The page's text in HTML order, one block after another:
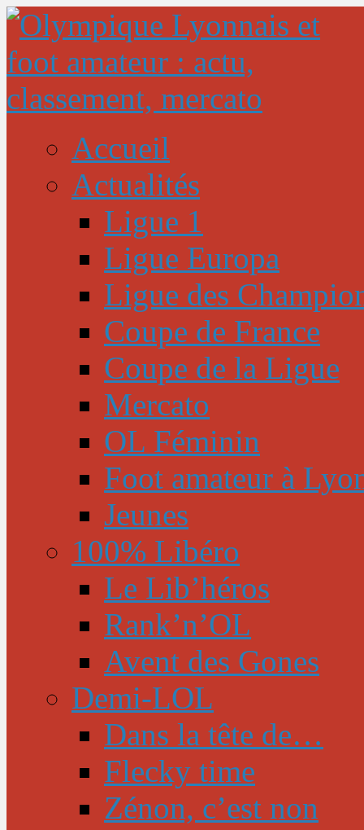
Accueil
Actualités
Ligue 1
Ligue Europa
Ligue des
Coupe de France
Coupe de la Ligue
Mercato
OL Féminin
Foot amateur à
Jeunes
100% Libéro
Le Lib’héros
Rank’n’OL
Avent des Gones
Demi-LOL
Dans la tête de…
Flecky time
Zénon, c’est non